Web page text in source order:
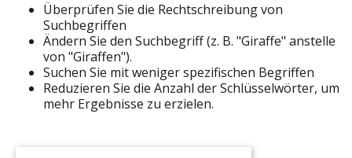
Überprüfen Sie die Rechtschreibung von
Suchbegriffen
Ändern Sie den Suchbegriff (z. B. "Giraffe" anstelle
von "Giraffen").
Suchen Sie mit weniger spezifischen Begriffen
Reduzieren Sie die Anzahl der Schlüsselwörter, um
mehr Ergebnisse zu erzielen.